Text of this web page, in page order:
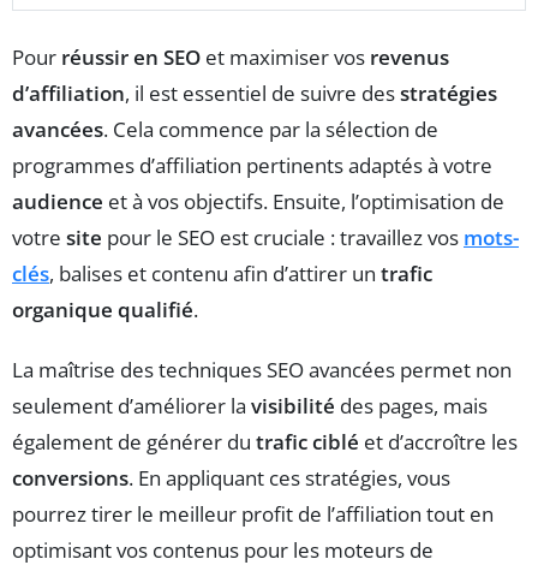
Pour réussir en SEO et maximiser vos revenus
d’affiliation, il est essentiel de suivre desstratégies
avancées. Cela commence par la sélection de
programmes d’affiliation pertinents adaptés à votre
audience et à vos objectifs. Ensuite, l’optimisation de
votre site pour le SEO est cruciale : travaillez vos mots-
clés, balises et contenu afin d’attirer un trafic
organique qualifié.
La maîtrise des techniques SEO avancées permet non
seulement d’améliorer la visibilité des pages, mais
également de générer du trafic ciblé et d’accroître les
conversions. En appliquant ces stratégies, vous
pourrez tirer le meilleur profit de l’affiliation tout en
optimisant vos contenus pour les moteurs de